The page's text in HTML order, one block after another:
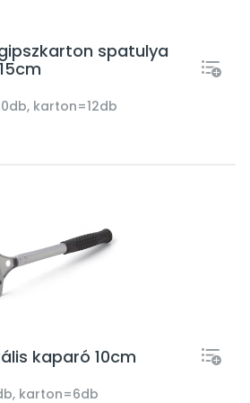
spatulya
karton=12db
kaparó 10cm
karton=6db